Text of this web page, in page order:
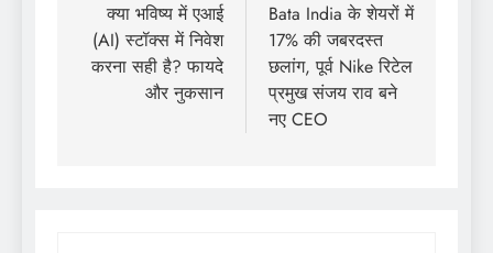
क्या भविष्य में एआई
(AI) स्टॉक्स में निवेश
करना सही है? फायदे
और नुकसान
Bata India के शेयरों में
17% की जबरदस्त
छलांग, पूर्व Nike रिटेल
प्रमुख संजय राव बने
नए CEO